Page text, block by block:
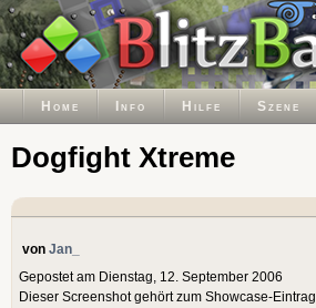
Home Info Hilfe Szene
Dogfight Xtreme
von Jan_
Gepostet am Dienstag, 12. September 2006
Dieser Screenshot gehört zum Showcase-Eintrag